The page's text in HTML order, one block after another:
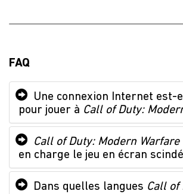
FAQ
Une connexion Internet est-
pour jouer à Call of Duty:
Call of Duty: Modern Warfare
en charge le jeu en écran
Dans quelles langues Call of